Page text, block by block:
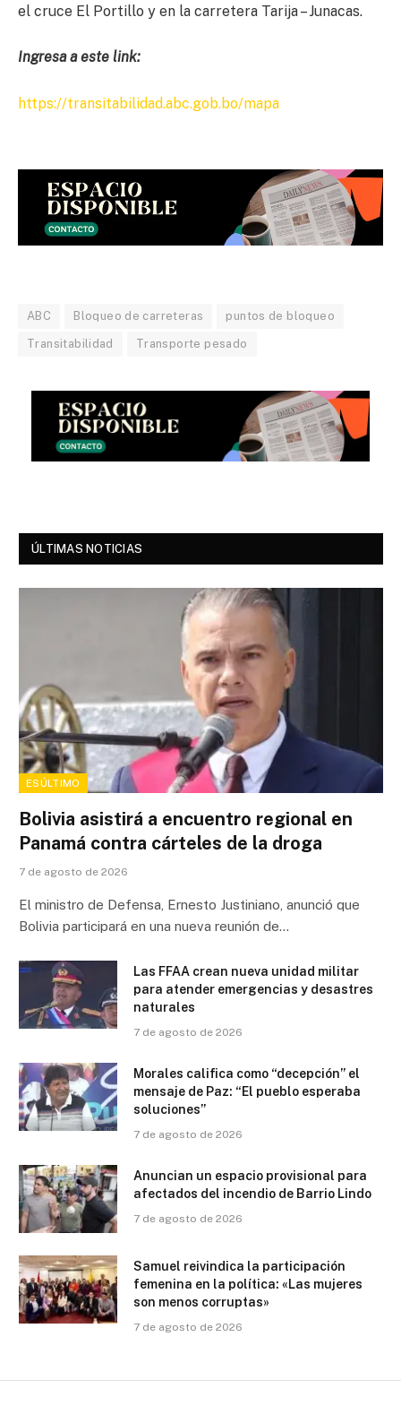
el cruce El Portillo y en la carretera Tarija – Junacas.
Ingresa a este link:
https://transitabilidad.abc.gob.bo/mapa
ABC Bloqueo de carreteras puntos de bloqueo
Transitabilidad Transporte pesado
ÚLTIMAS NOTICIAS
ESÚLTIMO
Bolivia asistirá a encuentro regional en
Panamá contra cárteles de la droga
7 de agosto de 2026
El ministro de Defensa, Ernesto Justiniano, anunció que
Bolivia participará en una nueva reunión de…
Las FFAA crean nueva unidad militar
para atender emergencias y desastres
naturales
7 de agosto de 2026
Morales califica como “decepción” el
mensaje de Paz: “El pueblo esperaba
soluciones”
7 de agosto de 2026
Anuncian un espacio provisional para
afectados del incendio de Barrio Lindo
7 de agosto de 2026
Samuel reivindica la participación
femenina en la política: «Las mujeres
son menos corruptas»
7 de agosto de 2026